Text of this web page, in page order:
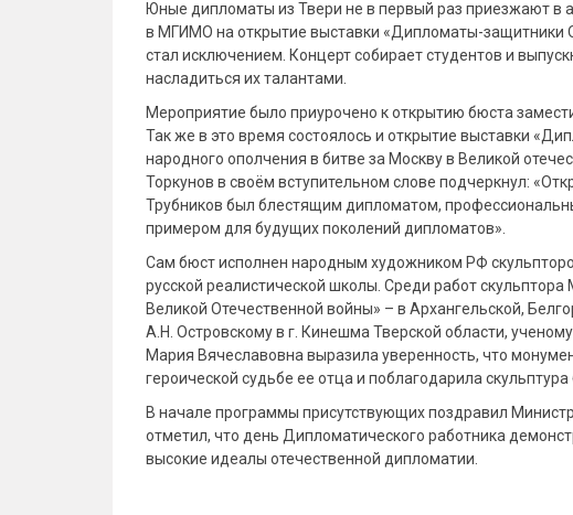
Юные дипломаты из Твери не в первый раз приезжают в
в МГИМО на открытие выставки «Дипломаты-защитники
стал исключением. Концерт собирает студентов и
насладиться их талантами.
Мероприятие было приурочено к открытию бюста
Так же в это время состоялось и открытие выставки
народного ополчения в битве за Москву в Великой
Торкунов в своём вступительном слове подчеркнул:
Трубников был блестящим дипломатом,
примером для будущих поколений дипломатов».
Сам бюст исполнен народным художником РФ
русской реалистической школы. Среди работ
Великой Отечественной войны» – в Архангельской,
А.Н. Островскому в г. Кинешма Тверской области,
Мария Вячеславовна выразила уверенность, что
героической судьбе ее отца и поблагодарила скульптура
В начале программы присутствующих поздравил
отметил, что день Дипломатического работника
высокие идеалы отечественной дипломатии.